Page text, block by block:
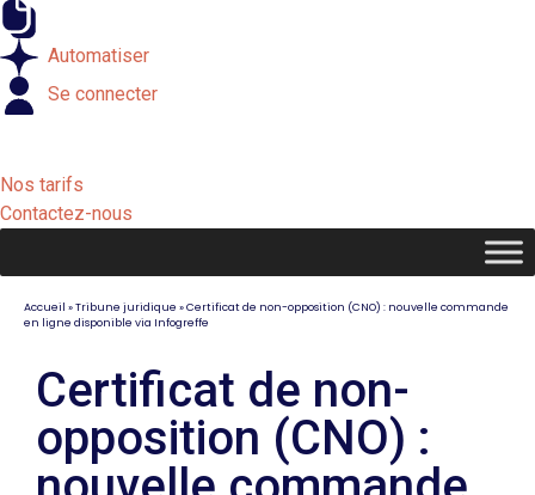
Automatiser
Se connecter
Nos tarifs
Contactez-nous
Accueil »Tribune juridique »Certificat de non-opposition (CNO) : nouvelle commande
en ligne disponible via Infogreffe
Certificat de non-
opposition (CNO) :